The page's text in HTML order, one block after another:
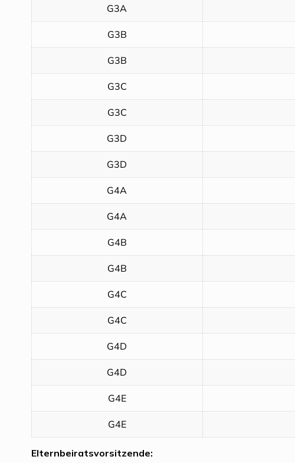
G3A
G3B
G3B
G3C
G3C
G3D
G3D
G4A
G4A
G4B
G4B
G4C
G4C
G4D
G4D
G4E
G4E
Elternbeiratsvorsitzende: